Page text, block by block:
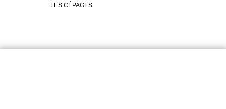
LES CÉPAGES